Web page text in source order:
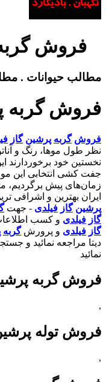
فروش
مطالب حیوانات .
فروش گربه
فروش گربه پرشین گاز
نظر طول موها، رنگ و
نخستین خود
جفت کشی انتخابی این
زمان‌های پیش
ایران بهترین و اشرافی
پرشین گاز فیلدی - جهت
گاز فیلدی و کسب
گاز فیلدی و پرورشگربه
دیتا مراجعه نمائید و
نمائید
فروش گربه
,
فروش توله
,